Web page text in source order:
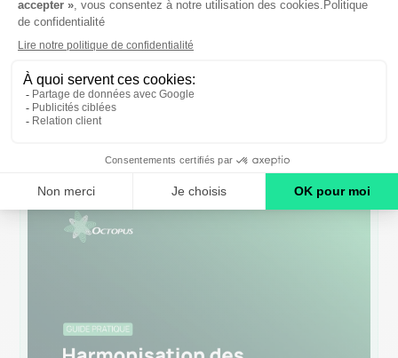
Voir aussi
Approfondissez votre compréhension avec ces